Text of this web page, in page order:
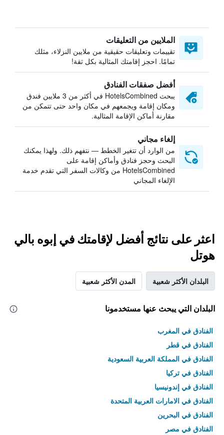
الملايين من التعليقات
تقييمات وتعليقات حقيقية من ملايين النزلاء، مثلك
تمامًا. احجز إقامتك المثالية بكل ثقة!
أفضل صفقات الفنادق
يبحث HotelsCombined في أكثر من 3 ملايين فندق
ومكان إقامة ويجمعهم في مكان واحد حتى تتمكن من
مقارنة أماكن الإقامة المثالية.
إلغاء مجاني
من الوارد أن تتغير الخطط — نتفهم ذلك. ولهذا يمكنك
البحث وحجز فنادق وأماكن إقامة على
HotelsCombined من وكالات السفر التي تقدم خدمة
الإلغاء المجاني
اعثر على نتائج أفضل لإقامتك في إبوه بالي
هوتل
البلدان الأكثر شعبية المدن الأكثر شعبية
البلدان التي يبحث عنها مستخدمونا
الفنادق في المغرب
الفنادق في قطر
الفنادق في المملكة العربية السعودية
الفنادق في تركيا
الفنادق في إندونيسيا
الفنادق في الامارات العربية المتحدة
الفنادق في البحرين
الفنادق في مصر